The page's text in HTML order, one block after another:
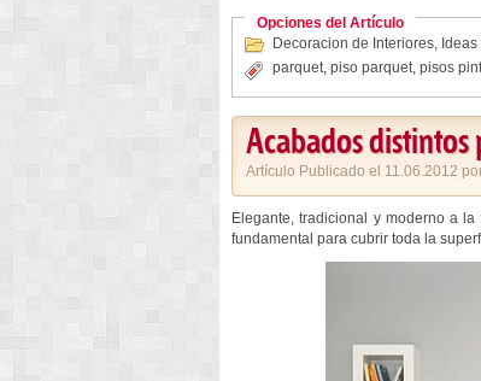
Opciones del Artículo
Decoracion de Interiores,
parquet, piso parquet, pisos
Acabados
Artículo Publicado el 11.06.2012
Elegante, tradicional y moderno a
fundamental para cubrir toda la